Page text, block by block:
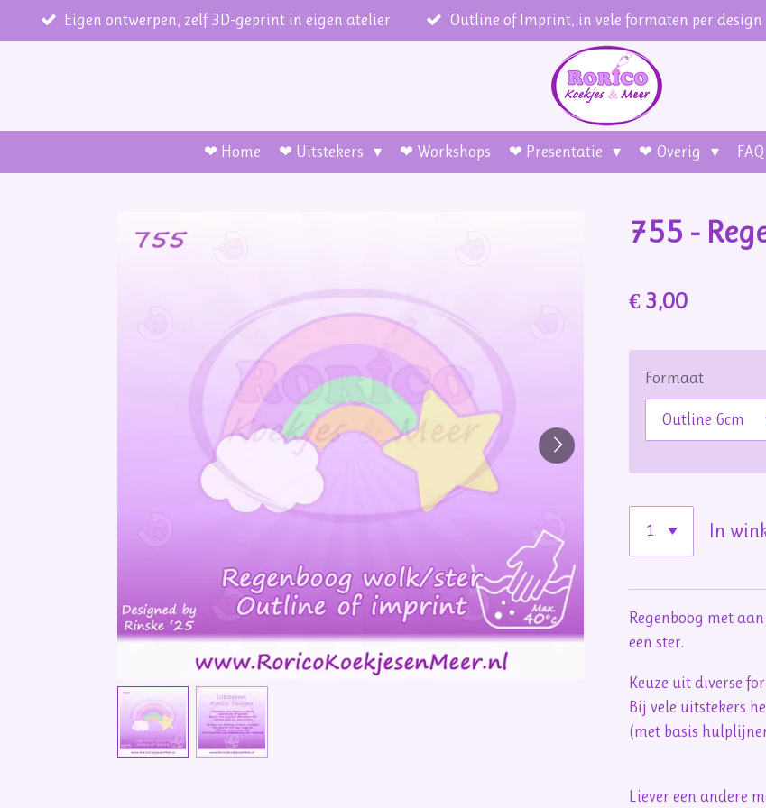
direct
Eigen ontwerpen, zelf 3D-geprint in eigen atelier Outline of Imprint, in vele formaten per design
❤ Home ❤ Uitstekers ❤ Workshops ❤ Presentatie ❤ Overig FAQ
755 -
€ 3,00
Formaat
In
Regenboog met
een ster.
Keuze uit diverse
Bij vele uitstekers
(met basis
Liever een andere